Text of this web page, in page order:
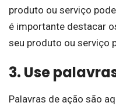
produto ou serviço
é importante destacar
seu produto ou serviço
3. Use
Palavras de ação são